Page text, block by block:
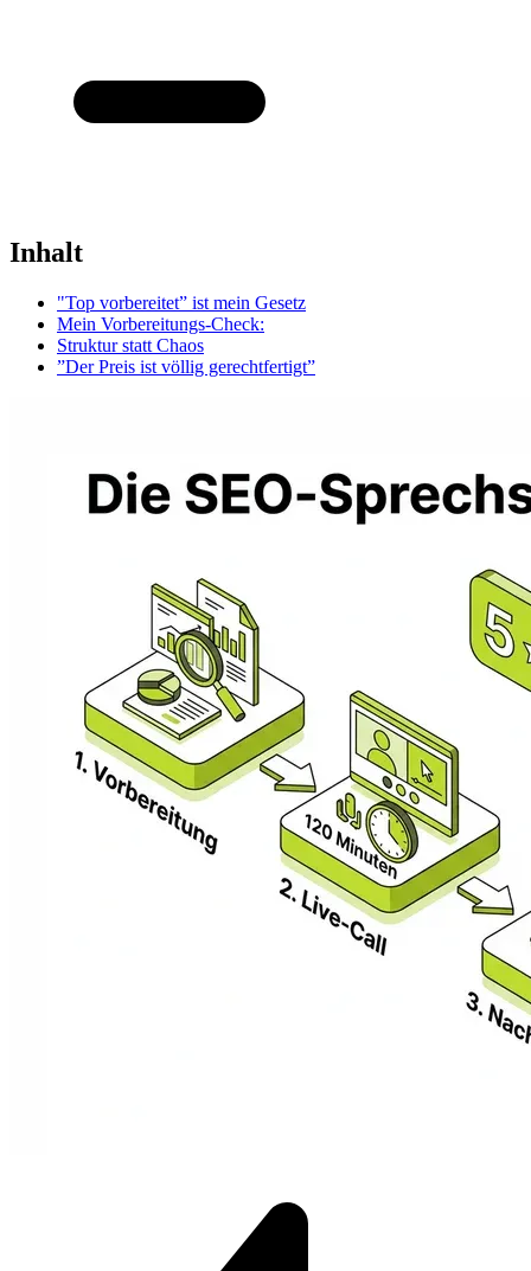
Inhalt
"Top vorbereitet” ist mein Gesetz
Mein Vorbereitungs-Check:
Struktur statt Chaos
”Der Preis ist völlig gerechtfertigt”